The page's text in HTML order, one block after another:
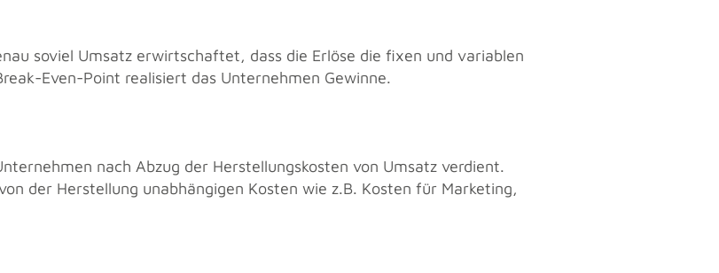
so­viel Um­satz er­wirt­schaf­tet, dass die Er­lö­se die fixen und va­ria­blen
Even-Point rea­li­siert das Un­ter­neh­men Ge­win­ne.
nach Abzug der Her­stel­lungs­kos­ten von Um­satz ver­dient.
der Her­stel­lung un­ab­hän­gi­gen Kos­ten wie z.B. Kos­ten für Mar­ke­ting,